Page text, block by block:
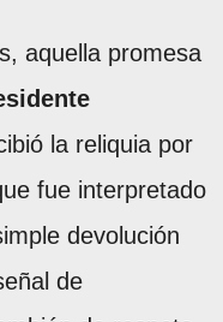
aquella promesa
la reliquia por
fue interpretado
devolución
de